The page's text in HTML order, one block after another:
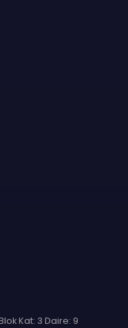
Kat: 3 Daire: 9